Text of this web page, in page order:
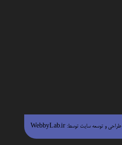
طراحی و توسعه سایت توسط: WebbyLab.ir